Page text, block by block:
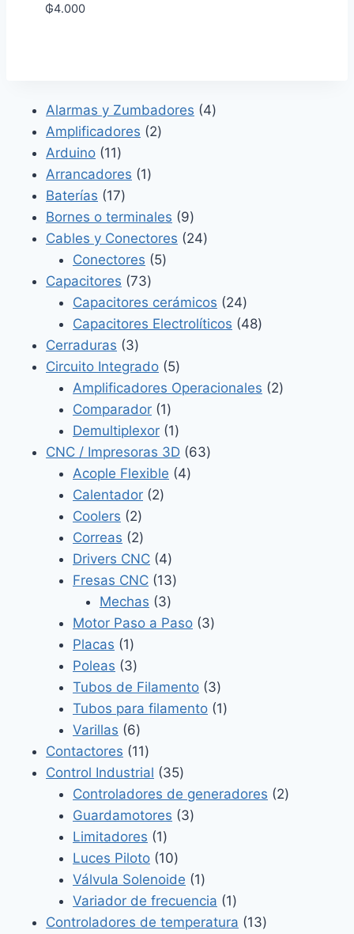
₲4.000
Alarmas y Zumbadores 44
Amplificadores 22
Arduino 1111
productos
Arrancadores 11
Baterías 1717
productos
Bornes o terminales 99
productos
Cables y Conectores 2424
Conectores 55
Capacitores 7373
productos
Capacitores cerámicos 2424
productos
Capacitores Electrolíticos 4848
Cerraduras 33
productos
Circuito Integrado 55
productos
Amplificadores Operacionales 22
Comparador 11
producto
Demultiplexor 11
producto
CNC / Impresoras 3D 6363
Acople Flexible 44
Calentador 22
Coolers 22
productos
Correas 22
productos
Drivers CNC 44
productos
Fresas CNC 1313
Mechas 33
productos
Motor Paso a Paso 33
Placas 11
producto
Poleas 33
productos
Tubos de Filamento 33
productos
Tubos para filamento 11
Varillas 66
productos
Contactores 1111
productos
Control Industrial 3535
productos
Controladores de generadores 22
Guardamotores 33
Limitadores 11
producto
Luces Piloto 1010
productos
Válvula Solenoide 11
producto
Variador de frecuencia 11
producto
Controladores de temperatura 1313